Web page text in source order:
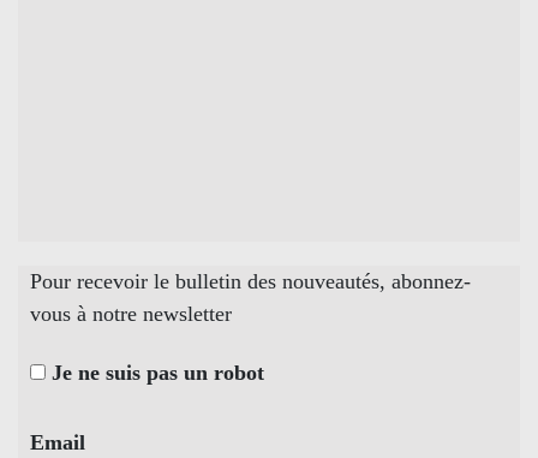
Pour recevoir le bulletin des nouveautés, abonnez-
vous à notre newsletter
Je ne suis pas un robot
Email